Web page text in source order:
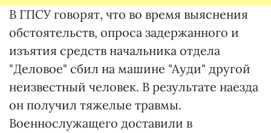
В ГПСУ говорят, что во время выяснения
обстоятельств, опроса задержанного и
изъятия средств начальника отдела
"Деловое" сбил на машине "Ауди" другой
неизвестный человек. В результате наезда
он получил тяжелые травмы.
Военнослужащего доставили в